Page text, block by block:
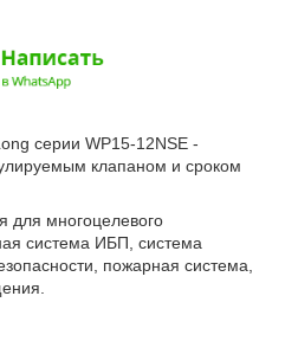
серии WP15-12NSE -
клапаном и сроком
для многоцелевого
система ИБП, система
пожарная система,